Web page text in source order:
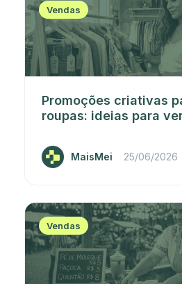
Vendas
Promoções criativas
roupas: ideias para
MaisMei 25/06/2026
Vendas